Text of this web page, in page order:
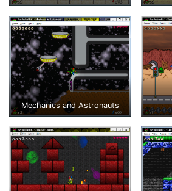
Mechanics and Astronauts